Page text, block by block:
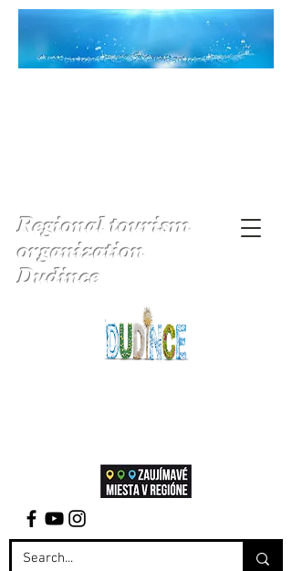
Regional tourism
organization
Dudince